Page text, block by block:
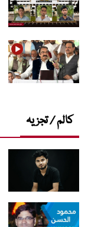
کالم / تجزیہ